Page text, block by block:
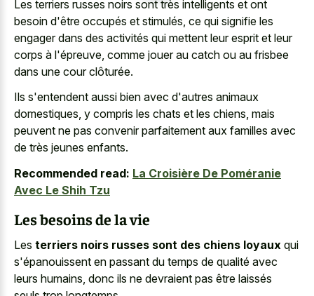
Les terriers russes noirs sont très intelligents et ont
besoin d'être occupés et stimulés, ce qui signifie les
engager dans des activités qui mettent leur esprit et leur
corps à l'épreuve, comme jouer au catch ou au frisbee
dans une cour clôturée.
Ils s'entendent aussi bien avec d'autres animaux
domestiques, y compris les chats et les chiens, mais
peuvent ne pas convenir parfaitement aux familles avec
de très jeunes enfants.
Recommended read: La Croisière De Poméranie
Avec Le Shih Tzu
Les besoins de la vie
Les terriers noirs russes sont des chiens loyaux qui
s'épanouissent en passant du temps de qualité avec
leurs humains, donc ils ne devraient pas être laissés